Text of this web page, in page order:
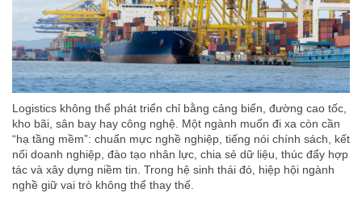
Logistics không thể phát triển chỉ bằng cảng biển, đường cao tốc,
kho bãi, sân bay hay công nghệ. Một ngành muốn đi xa còn cần
“hạ tầng mềm”: chuẩn mực nghề nghiệp, tiếng nói chính sách, kết
nối doanh nghiệp, đào tạo nhân lực, chia sẻ dữ liệu, thúc đẩy hợp
tác và xây dựng niềm tin. Trong hệ sinh thái đó, hiệp hội ngành
nghề giữ vai trò không thể thay thế.